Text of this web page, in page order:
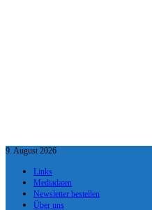
9. August 2026
Links
Mediadaten
Newsletter bestellen
Über uns